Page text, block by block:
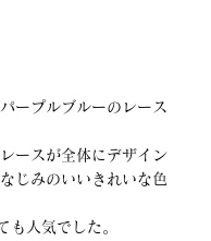
ープルブルーのレース
ースが全体にデザイン
じみのいいきれいな色
も人気でした。